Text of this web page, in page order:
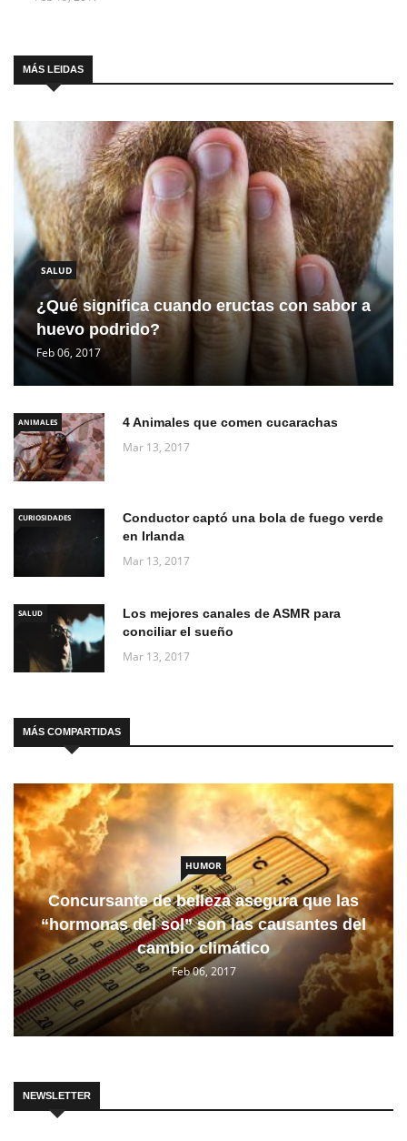
MÁS LEIDAS
SALUD
¿Qué significa cuando eructas con sabor a
huevo podrido?
Feb 06, 2017
ANIMALES 4 Animales que comen cucarachas
Mar 13, 2017
CURIOSIDADES
Conductor captó una bola de fuego verde
en Irlanda
Mar 13, 2017
SALUD
Los mejores canales de ASMR para
conciliar el sueño
Mar 13, 2017
MÁS COMPARTIDAS
HUMOR
Concursante de belleza asegura que las
“hormonas del sol” son las causantes del
cambio climático
Feb 06, 2017
NEWSLETTER